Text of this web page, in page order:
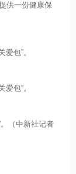
供一份健康保
包”。
包”。
（中新社记者